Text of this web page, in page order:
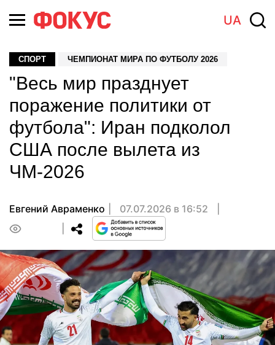
UA
СПОРТ ЧЕМПИОНАТ МИРА ПО ФУТБОЛУ 2026
"Весь мир празднует
поражение политики от
футбола": Иран подколол
США после вылета из
ЧМ-2026
Евгений Авраменко
07.07.2026 в 16:52